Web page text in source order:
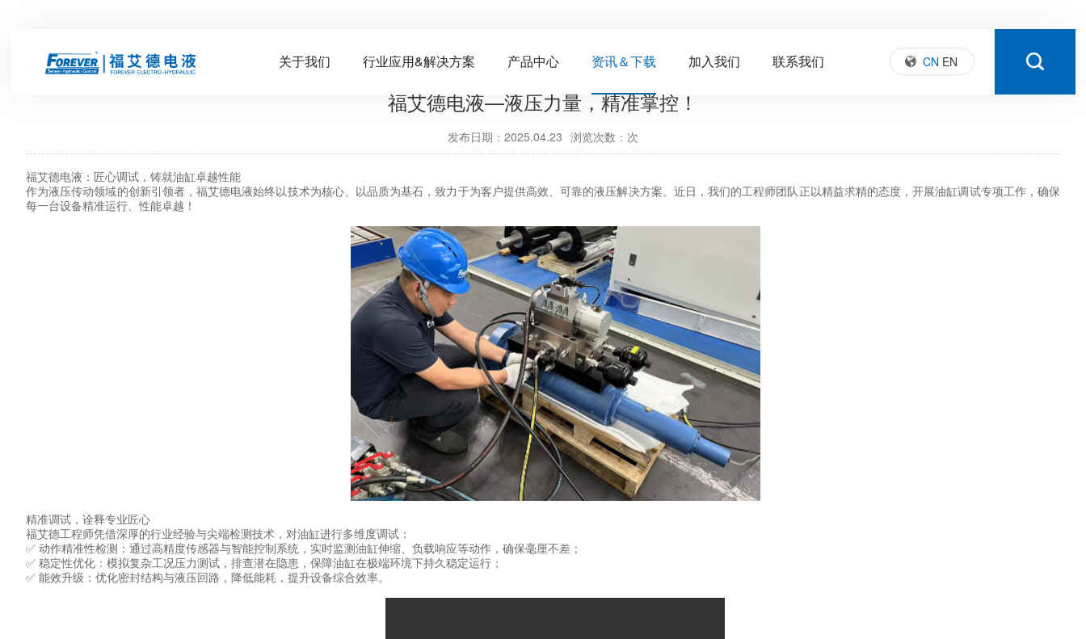
关于我们 行业应用&解决方案 产品中心 资讯＆下载 加入我们 联系我们 CN EN
福艾德电液—液压力量，精准掌控！
发布日期：2025.04.23 浏览次数： 次
福艾德电液：匠心调试，铸就油缸卓越性能
作为液压传动领域的创新引领者，福艾德电液始终以技术为核心、以品质为基石，致力于为客户提供高效、可靠的液压解决方案。近日，我们的工程师团队正以精益求精的态度，开展油缸调试专项工作，确保
每一台设备精准运行、性能卓越！
精准调试，诠释专业匠心
福艾德工程师凭借深厚的行业经验与尖端检测技术，对油缸进行多维度调试：
✅ 动作精准性检测：通过高精度传感器与智能控制系统，实时监测油缸伸缩、负载响应等动作，确保毫厘不差；
✅ 稳定性优化：模拟复杂工况压力测试，排查潜在隐患，保障油缸在极端环境下持久稳定运行；
✅ 能效升级：优化密封结构与液压回路，降低能耗，提升设备综合效率。